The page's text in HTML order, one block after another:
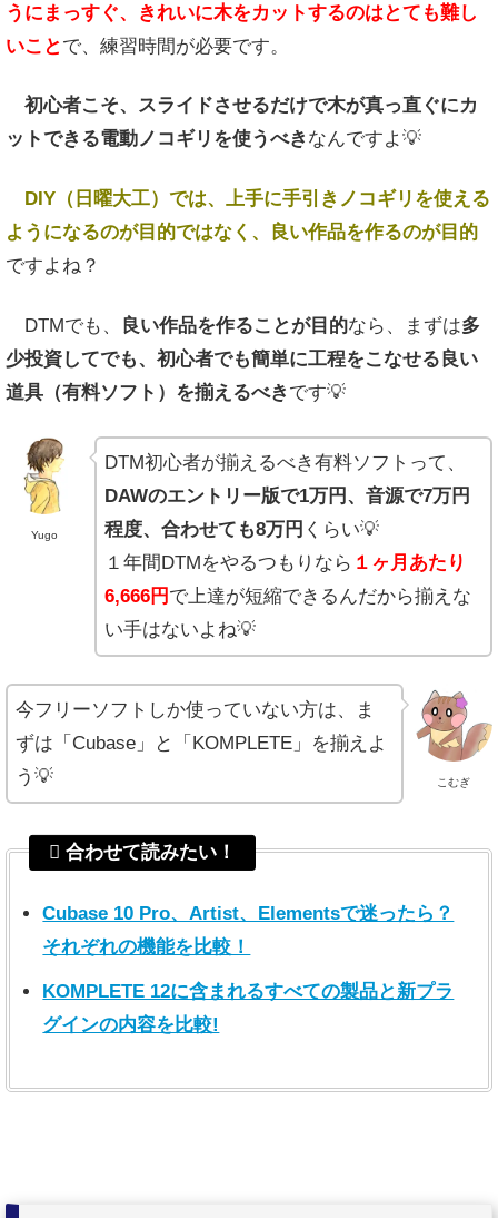
うにまっすぐ、きれいに木をカットするのはとても難し
いことで、練習時間が必要です。
初心者こそ、スライドさせるだけで木が真っ直ぐにカ
ットできる電動ノコギリを使うべき なんですよ💡
DIY（ 日曜大工）では、上手に手引きノコギリを使える
ようになるのが目的ではなく、良い作品を作るのが目的
ですよね？
DTMでも、 良い作品を作ることが目的なら、まずは多
少投資してでも、初心者でも簡単に工程をこなせる良い
道具（有料ソフト）を揃えるべき です💡
Yugo
DTM初心者が揃えるべき有料ソフトって、
DAWのエントリー版で1万円、音源で7万円
程度、合わせても8万円 くらい💡
１年間DTMをやるつもりなら １ヶ月あたり
6,666円 で上達が短縮できるんだから揃えな
い手はないよね💡
こむぎ
今フリーソフトしか使っていない方は、ま
ずは「Cubase」と「KOMPLETE」を揃えよ
う💡
合わせて読みたい！
Cubase 10 Pro、Artist、Elementsで迷ったら？
それぞれの機能を比較！
KOMPLETE 12に含まれるすべての製品と新プラ
グインの内容を比較!